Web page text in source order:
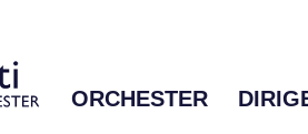
ORCHESTER